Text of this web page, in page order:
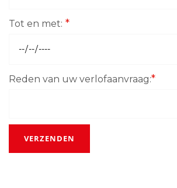
Tot en met: *
Reden van uw verlofaanvraag:*
VERZENDEN